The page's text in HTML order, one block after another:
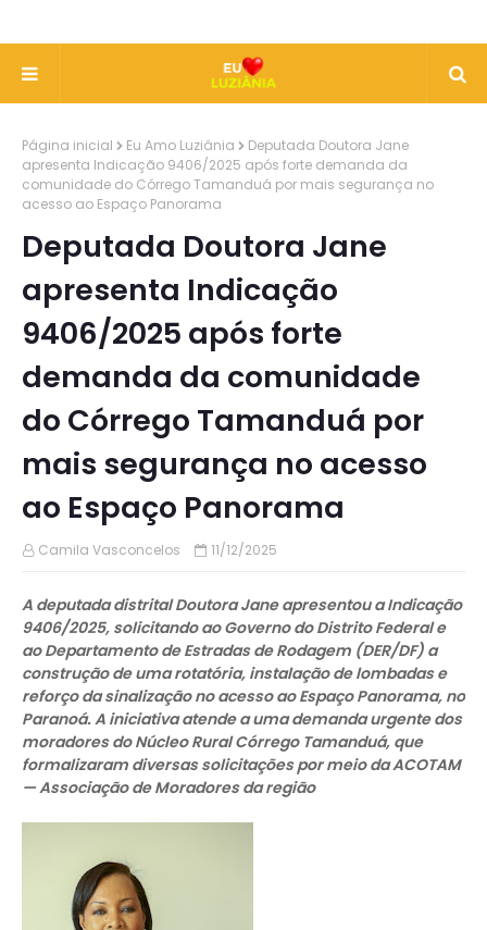
Página inicial Eu Amo Luziânia
Deputada Doutora Jane
apresenta Indicação 9406/2025 após forte demanda da
comunidade do Córrego Tamanduá por mais segurança no
acesso ao Espaço Panorama
Deputada Doutora Jane
apresenta Indicação
9406/2025 após forte
demanda da comunidade
do Córrego Tamanduá por
mais segurança no acesso
ao Espaço Panorama
Camila Vasconcelos 11/12/2025
A deputada distrital Doutora Jane apresentou a Indicação
9406/2025, solicitando ao Governo do Distrito Federal e
ao Departamento de Estradas de Rodagem (DER/DF) a
construção de uma rotatória, instalação de lombadas e
reforço da sinalização no acesso ao Espaço Panorama, no
Paranoá. A iniciativa atende a uma demanda urgente dos
moradores do Núcleo Rural Córrego Tamanduá, que
formalizaram diversas solicitações por meio da ACOTAM
— Associação de Moradores da região